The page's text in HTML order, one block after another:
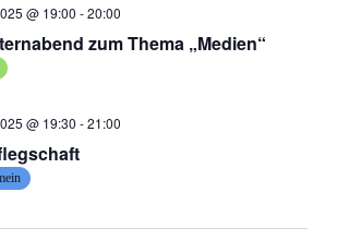
zum Thema „Medien“
@ 19:00 -20:00
@ 19:30 -21:00